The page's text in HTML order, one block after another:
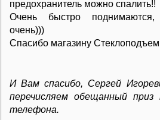
предохранитель можно спалить!!
Очень быстро
очень)))
Спасибо магазину
И Вам спасибо, Сергей
перечисляем обещанный приз
телефона.